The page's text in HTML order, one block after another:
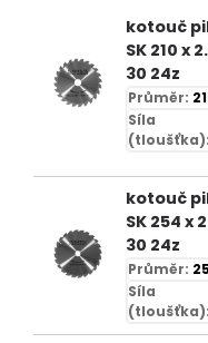
kotouč
SK 210 x
30 24z
Průměr:
Síla
(tloušťka):
kotouč
SK 254 x
30 24z
Průměr:
Síla
(tloušťka):